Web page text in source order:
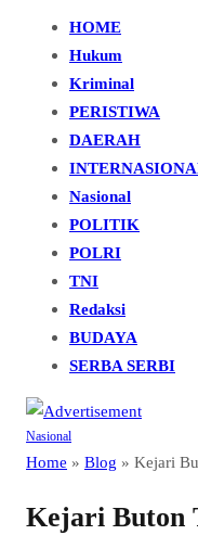
HOME
Hukum
Kriminal
PERISTIWA
DAERAH
Nasional
POLITIK
POLRI
TNI
Redaksi
BUDAYA
SERBA SERBI
Nasional
Home » Blog » Kejari
Kejari Buton